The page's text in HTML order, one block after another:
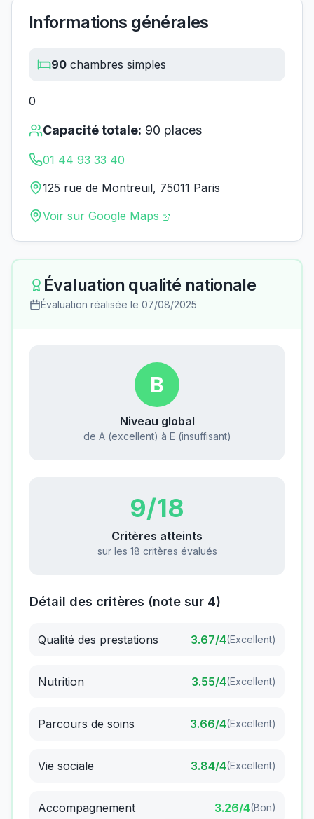
Informations générales
90 chambres simples
0
Capacité totale: 90 places
01 44 93 33 40
125 rue de Montreuil, 75011 Paris
Voir sur Google Maps
Évaluation qualité nationale
Évaluation réalisée le 07/08/2025
B
Niveau global
de A (excellent) à E (insuffisant)
9/18
Critères atteints
sur les 18 critères évalués
Détail des critères (note sur 4)
Qualité des prestations 3.67/4(Excellent)
Nutrition 3.55/4(Excellent)
Parcours de soins 3.66/4(Excellent)
Vie sociale 3.84/4(Excellent)
Accompagnement 3.26/4(Bon)